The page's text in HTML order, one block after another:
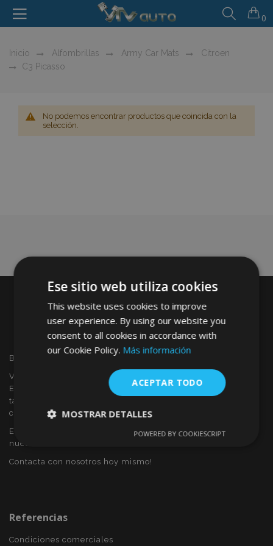
0
Inicio Alfombrillas Army Car Mats
Citroen
C3 Picasso
No podemos encontrar productos que coincida con la
selección.
Bienvenido a VTVAUTO
VTVAUTO es distribuidor y proveedor al por mayor en
Europa, de accesorios de automóvil, tales como:
tapacubos, derivabrisas, fundas para asientos, alfombrillas,
cubiertas cromadas, marcos, etc.
Eres interesado en dropshipping o deseas convertirte en
nuestro socio?
Contacta con nosotros hoy mismo!
Referencias
Condiciones comerciales
Ese sitio web utiliza cookies
This website uses cookies to improve
user experience. By using our website you
consent to all cookies in accordance with
our Cookie Policy. Más información
ACEPTAR TODO
MOSTRAR DETALLES
necesarias
Cookies de
preferencias
POWERED BY COOKIESCRIPT